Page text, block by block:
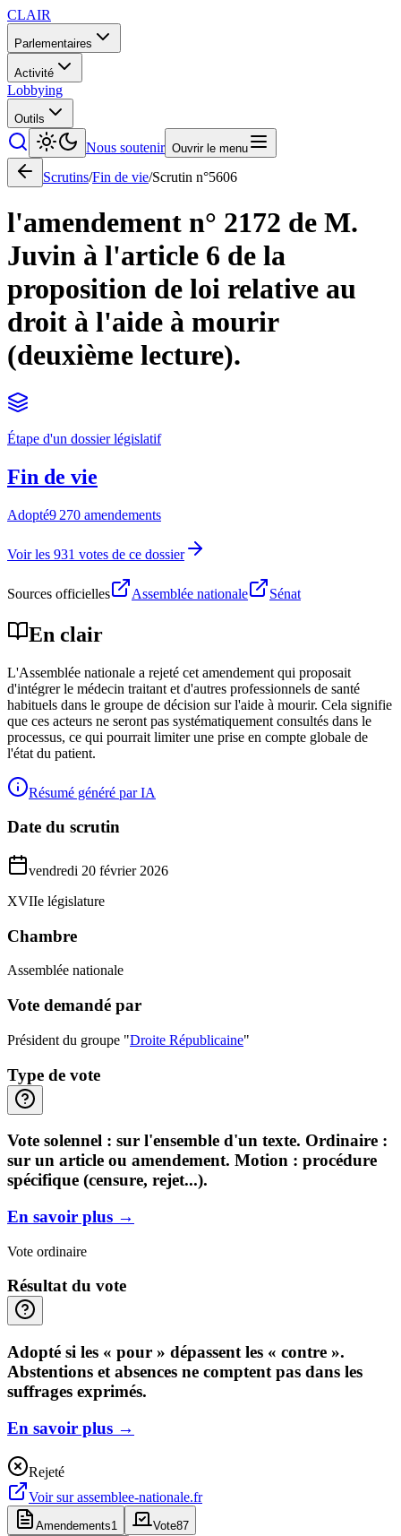
CLAIR
Parlementaires
Activité
Lobbying
Outils
Nous soutenir Ouvrir le menu
Scrutins/Fin de vie/Scrutin n°5606
l'amendement n° 2172 de M.
Juvin à l'article 6 de la
proposition de loi relative au
droit à l'aide à mourir
(deuxième lecture).
Étape d'un dossier législatif
Fin de vie
Adopté9 270 amendements
Voir les 931 votes de ce dossier
Sources officielles Assemblée nationale Sénat
En clair
L'Assemblée nationale a rejeté cet amendement qui proposait
d'intégrer le médecin traitant et d'autres professionnels de santé
habituels dans le groupe de décision sur l'aide à mourir. Cela signifie
que ces acteurs ne seront pas systématiquement consultés dans le
processus, ce qui pourrait limiter une prise en compte globale de
l'état du patient.
Résumé généré par IA
Date du scrutin
vendredi 20 février 2026
XVIIe législature
Chambre
Assemblée nationale
Vote demandé par
Président du groupe "Droite Républicaine"
Type de vote
Vote solennel : sur l'ensemble d'un texte. Ordinaire :
sur un article ou amendement. Motion : procédure
spécifique (censure, rejet...).
En savoir plus →
Vote ordinaire
Résultat du vote
Adopté si les « pour » dépassent les « contre ».
Abstentions et absences ne comptent pas dans les
suffrages exprimés.
En savoir plus →
Rejeté
Voir surassemblee-nationale.fr
Amendements1 Vote87